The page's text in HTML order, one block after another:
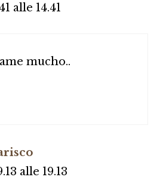
alle 14.41
mucho..
alle 19.13